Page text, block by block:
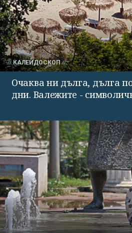
КАЛЕЙДОСКОП
Очаква ни дълга, дълга
дни. Валежите -